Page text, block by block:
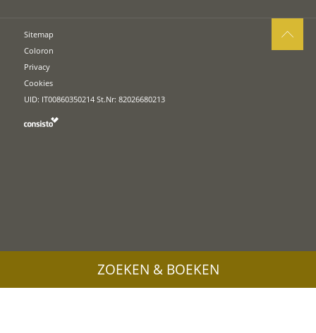
Sitemap
Coloron
Privacy
Cookies
UID: IT00860350214 St.Nr: 82026680213
ZOEKEN & BOEKEN